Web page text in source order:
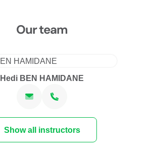
Our team
Hedi BEN HAMIDANE
Show all instructors